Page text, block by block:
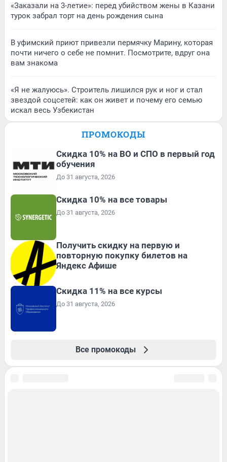
«Заказали на 3-летие»: перед убийством жены в Казани
турок забрал торт на день рождения сына
В уфимский приют привезли пермячку Марину, которая
почти ничего о себе не помнит. Посмотрите, вдруг она
вам знакома
«Я не жалуюсь». Строитель лишился рук и ног и стал
звездой соцсетей: как он живет и почему его семью
искал весь Узбекистан
ПРОМОКОДЫ
Скидка 10% на ВО и СПО в первый год
обучения
До 31 августа, 2026
Скидка 10% на все товары
До 31 августа, 2026
Получить скидку на первую и
повторную покупку билетов на
Яндекс Афише
Скидка 11% на все курсы
До 31 августа, 2026
Все промокоды